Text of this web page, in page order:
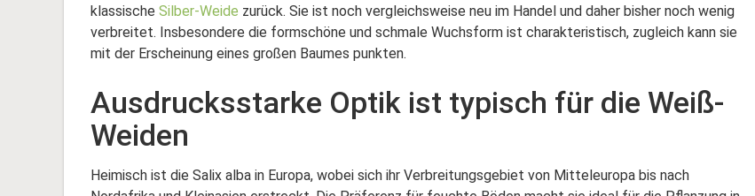
klassische Silber-Weide zurück. Sie ist noch vergleichsweise neu im Handel und daher bisher noch wenig
verbreitet. Insbesondere die formschöne und schmale Wuchsform ist charakteristisch, zugleich kann sie
mit der Erscheinung eines großen Baumes punkten.
Ausdrucksstarke Optik ist typisch für die Weiß-
Weiden
Heimisch ist die Salix alba in Europa, wobei sich ihr Verbreitungsgebiet von Mitteleuropa bis nach